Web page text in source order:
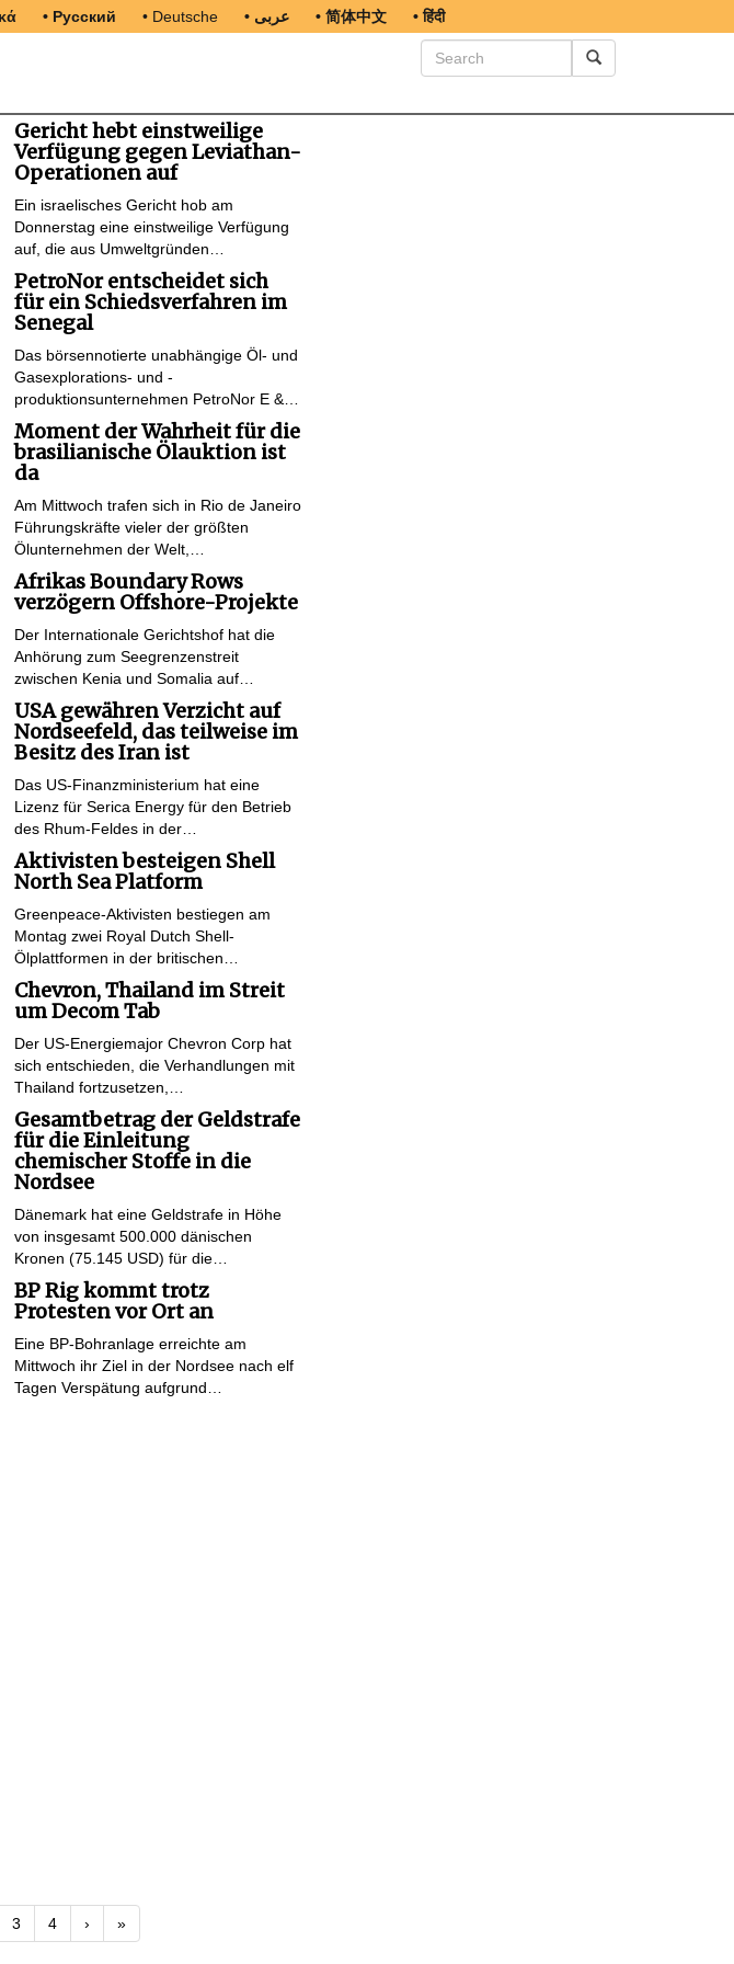
• Русский • Deutsche • عربى • 简体中文 • हिंदी
Gericht hebt einstweilige
Verfügung gegen Leviathan-
Operationen auf
Ein israelisches Gericht hob am
Donnerstag eine einstweilige Verfügung
auf, die aus Umweltgründen…
PetroNor entscheidet sich
für ein Schiedsverfahren im
Senegal
Das börsennotierte unabhängige Öl- und
Gasexplorations- und -
produktionsunternehmen PetroNor E &…
Moment der Wahrheit für die
brasilianische Ölauktion ist
da
Am Mittwoch trafen sich in Rio de Janeiro
Führungskräfte vieler der größten
Ölunternehmen der Welt,…
Afrikas Boundary Rows
verzögern Offshore-Projekte
Der Internationale Gerichtshof hat die
Anhörung zum Seegrenzenstreit
zwischen Kenia und Somalia auf…
USA gewähren Verzicht auf
Nordseefeld, das teilweise im
Besitz des Iran ist
Das US-Finanzministerium hat eine
Lizenz für Serica Energy für den Betrieb
des Rhum-Feldes in der…
Aktivisten besteigen Shell
North Sea Platform
Greenpeace-Aktivisten bestiegen am
Montag zwei Royal Dutch Shell-
Ölplattformen in der britischen…
Chevron, Thailand im Streit
um Decom Tab
Der US-Energiemajor Chevron Corp hat
sich entschieden, die Verhandlungen mit
Thailand fortzusetzen,…
Gesamtbetrag der Geldstrafe
für die Einleitung
chemischer Stoffe in die
Nordsee
Dänemark hat eine Geldstrafe in Höhe
von insgesamt 500.000 dänischen
Kronen (75.145 USD) für die…
BP Rig kommt trotz
Protesten vor Ort an
Eine BP-Bohranlage erreichte am
Mittwoch ihr Ziel in der Nordsee nach elf
Tagen Verspätung aufgrund…
3 4 › »